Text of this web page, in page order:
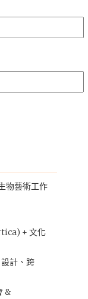
物藝術工作
+ 文化
計、跨
&